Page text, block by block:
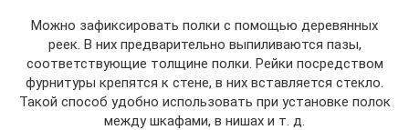
Можно зафиксировать полки с помощью деревянных
реек. В них предварительно выпиливаются пазы,
соответствующие толщине полки. Рейки посредством
фурнитуры крепятся к стене, в них вставляется стекло.
Такой способ удобно использовать при установке полок
между шкафами, в нишах и т. д.